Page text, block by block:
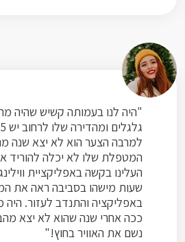
"היה לנו בעמותה קשיש שהיה
למרבה הצער הוא לא יצא שנה
המטפלת שלו לא יכלה להוריד
העלינו בקשה באפליקציית
שעות מישהו בסביבה ראה את
באפליקציה והתנדב לעזור.
ככה אחרי שנה שהוא לא יצא
נשם את האוויר בחוץ!"